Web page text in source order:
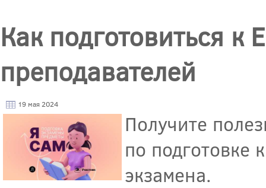
Как подготовиться
преподавателей
19 мая 2024
Получите
по
экзамена.